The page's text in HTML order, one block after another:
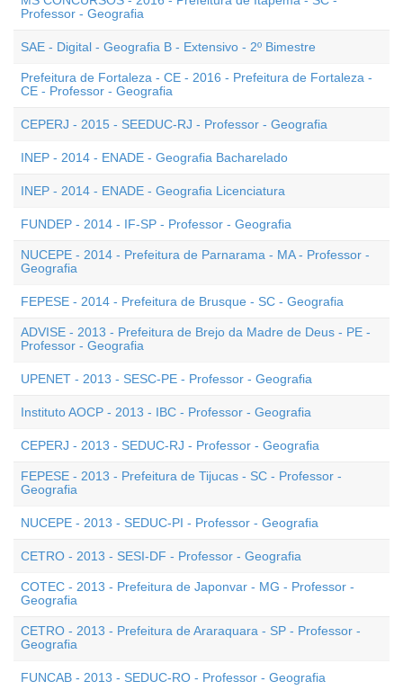
Professor - Geografia
SAE - Digital - Geografia B - Extensivo - 2º Bimestre
Prefeitura de Fortaleza - CE - 2016 - Prefeitura de Fortaleza -
CE - Professor - Geografia
CEPERJ - 2015 - SEEDUC-RJ - Professor - Geografia
INEP - 2014 - ENADE - Geografia Bacharelado
INEP - 2014 - ENADE - Geografia Licenciatura
FUNDEP - 2014 - IF-SP - Professor - Geografia
NUCEPE - 2014 - Prefeitura de Parnarama - MA - Professor -
Geografia
FEPESE - 2014 - Prefeitura de Brusque - SC - Geografia
ADVISE - 2013 - Prefeitura de Brejo da Madre de Deus - PE -
Professor - Geografia
UPENET - 2013 - SESC-PE - Professor - Geografia
Instituto AOCP - 2013 - IBC - Professor - Geografia
CEPERJ - 2013 - SEDUC-RJ - Professor - Geografia
FEPESE - 2013 - Prefeitura de Tijucas - SC - Professor -
Geografia
NUCEPE - 2013 - SEDUC-PI - Professor - Geografia
CETRO - 2013 - SESI-DF - Professor - Geografia
COTEC - 2013 - Prefeitura de Japonvar - MG - Professor -
Geografia
CETRO - 2013 - Prefeitura de Araraquara - SP - Professor -
Geografia
FUNCAB - 2013 - SEDUC-RO - Professor - Geografia